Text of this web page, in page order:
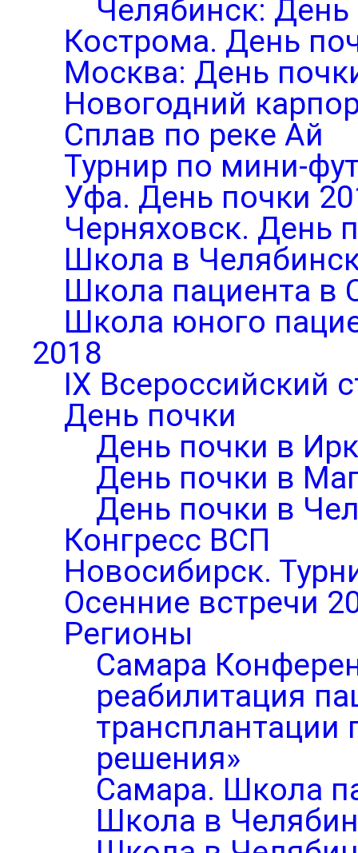
Челябинск:
Кострома. День
Москва: День
Новогодний
Сплав по реке Ай
Турнир по мини-
Уфа. День почки
Черняховск. День
Школа в
Школа пациента в
Школа юного
2018
IX Всероссийский
День почки
День почки в
День почки в
День почки в
Конгресс ВСП
Новосибирск.
Осенние встречи
Регионы
Самара
реабилитация
трансплантации
решения»
Самара. Школа
Школа в